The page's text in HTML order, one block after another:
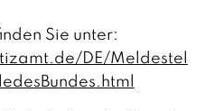
Sie unter:
DE/Meldestel